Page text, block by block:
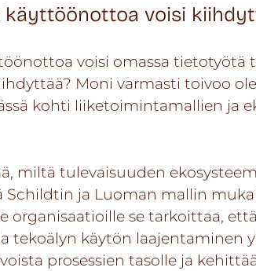
käyttöönottoa voisi
voisi omassa tietotyötä
Moni varmasti toivoo
kohti liiketoimintamallien ja
miltä tulevaisuuden
Schildtin ja Luoman mallin
organisaatioille se tarkoittaa,
tekoälyn käytön laajentaminen
prosessien tasolle ja